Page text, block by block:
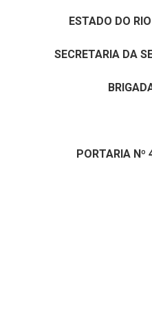
ESTADO DO
SECRETARIA DA
PORTARIA